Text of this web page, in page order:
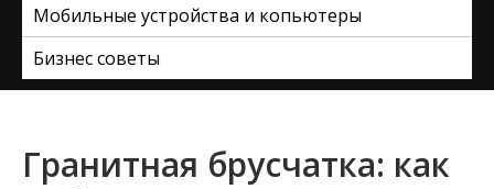
Мобильные устройства и копьютеры
Бизнес советы
Гранитная брусчатка: как